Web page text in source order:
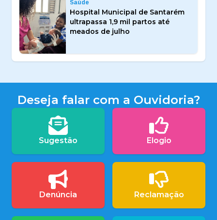
Saúde
Hospital Municipal de Santarém
ultrapassa 1,9 mil partos até
meados de julho
Deseja falar com a Ouvidoria?
Sugestão Elogio
Denúncia Reclamação